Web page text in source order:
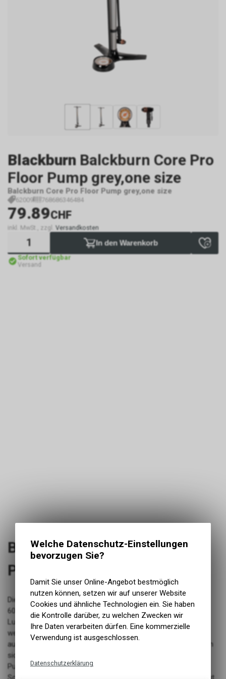
Blackburn Balckburn Core Pro
Floor Pump grey,one size
Balckburn Core Pro Floor Pump grey,one size
62009 768686346484
79.89CHF
inkl. MwSt., zzgl. Versandkosten
In den Warenkorb
Sofort verfügbar
Versand
Balckburn Core Pro Floor
Pump
Die Core Pro Standpumpe ist aus leichtem und sehr soliden
6061 Aluminium und ist über 70 cm hoch, was ihr die grösste
Luftkammer in unserer Produktreihe verleiht. Das bedeutet
weniger Pumpen für mehr Druck. Die Core Pro verfügt
ausserdem über einen 129 cm extra langen Schlauch, mit dem
sich das Rad einfach aufpumpen lässt. Unser AirTap-
Pumpenkopf ist so konstruiert, dass er mit Sclaverand-,
Welche Datenschutz-Einstellungen
bevorzugen Sie?
Damit Sie unser Online-Angebot bestmöglich
nutzen können, setzen wir auf unserer Website
Cookies und ähnliche Technologien ein. Sie haben
die Kontrolle darüber, zu welchen Zwecken wir
Ihre Daten verarbeiten dürfen. Eine kommerzielle
Verwendung ist ausgeschlossen.
Datenschutzerklärung